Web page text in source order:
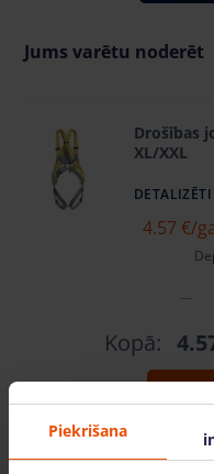
Jums varētu noderēt
Drošības
XL/XXL
DETALIZĒTI
4.57 €/
Kopā:
Piekrišana